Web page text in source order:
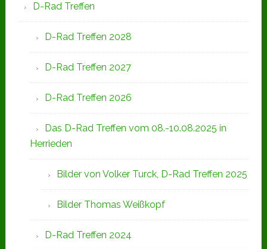
D-Rad Treffen
D-Rad Treffen 2028
D-Rad Treffen 2027
D-Rad Treffen 2026
Das D-Rad Treffen vom 08.-10.08.2025 in
Herrieden
Bilder von Volker Turck, D-Rad Treffen 2025
Bilder Thomas Weißkopf
D-Rad Treffen 2024